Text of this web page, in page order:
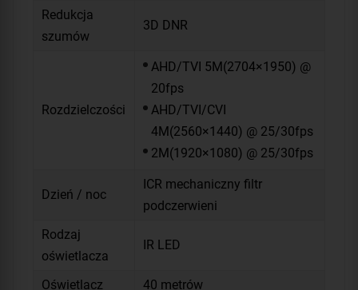
Redukcja
szumów
3D DNR
Rozdzielczości
AHD/TVI 5M(2704×1950) @
20fps
AHD/TVI/CVI
4M(2560×1440) @ 25/30fps
2M(1920×1080) @ 25/30fps
Dzień / noc
ICR mechaniczny filtr
podczerwieni
Rodzaj
oświetlacza
IR LED
Oświetlacz 40 metrów